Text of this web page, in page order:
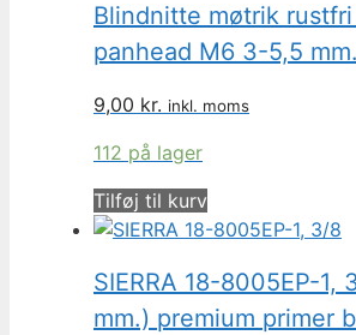
Blindnitte møtrik
panhead M6 3-5,5 mm.
9,00 kr. inkl. moms
112 på lager
Tilføj til kurv
SIERRA 18-8005EP-1,
mm.) premium primer